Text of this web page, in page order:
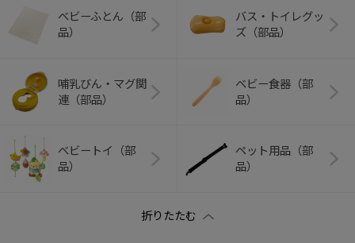
ベビーふとん（部
品）
バス・トイレグッ
ズ（部品）
哺乳びん・マグ関
連（部品）
ベビー食器（部
品）
ベビートイ（部
品）
ペット用品（部
品）